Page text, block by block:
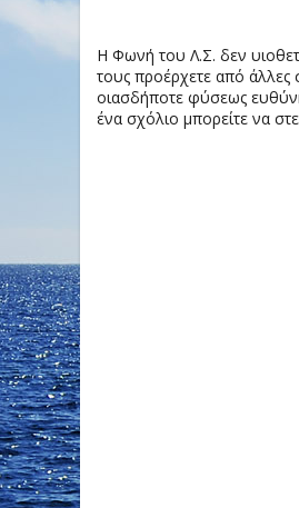
Η Φωνή του Λ.Σ. δεν
τους προέρχετε από άλλες
οιασδήποτε φύσεως
ένα σχόλιο μπορείτε να